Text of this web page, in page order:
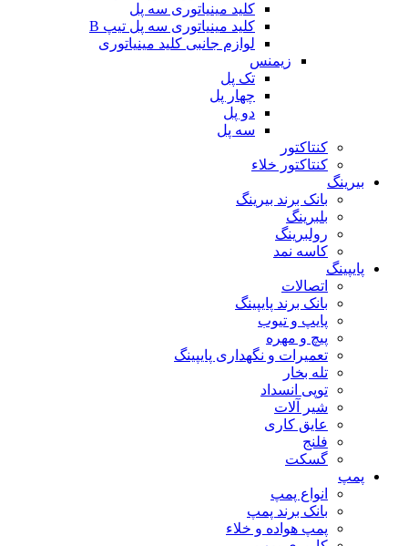
کلید مینیاتوری سه پل
کلید مینیاتوری سه پل تیپ B
لوازم جانبی کلید مینیاتوری
زیمنس
تک پل
چهار پل
دو پل
سه پل
کنتاکتور
کنتاکتور خلاء
بیرینگ
بانک برند بیرینگ
بلبرینگ
رولبرینگ
کاسه نمد
پایپینگ
اتصالات
بانک برند پایپینگ
پایپ و تیوب
پیچ و مهره
تعمیرات و نگهداری پایپینگ
تله بخار
توپی انسداد
شیر آلات
عایق کاری
فلنج
گسکت
پمپ
انواع پمپ
بانک برند پمپ
پمپ هواده و خلاء